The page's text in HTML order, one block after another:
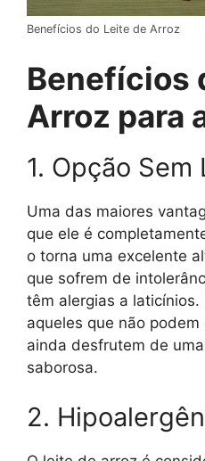
Benefícios do Leite de Arroz
Benefícios
Arroz para
1. Opção Sem
Uma das maiores
que ele é
o torna uma excelente
que sofrem de
têm alergias a laticínios.
aqueles que não
ainda desfrutem de
saborosa.
2.